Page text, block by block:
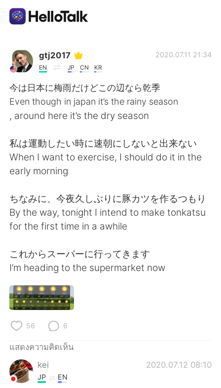
แอปแลกเปลี่ยนทางภาษา
ไทย
English 简体中文
繁體中文
العربية Français
Deutsch 日本語
한국어 Русский
Indonesia Italiano
Türkçe
Português
gtj2017
EN JP CN KR
2020.07.11 21:34
今は日本に梅雨だけどこの辺なら乾季
Even though in japan it’s the rainy season
, around here it’s the dry season
私は運動したい時に速朝にしないと出来ない
When I want to exercise, I should do it in the
early morning
ちなみに、今夜久しぶりに豚カツを作るつもり
By the way, tonight I intend to make tonkatsu
for the first time in a awhile
これからスーパーに行ってきます
I’m heading to the supermarket now
56 6
แสดงความคิดเห็น
kei
2020.07.12 08:10
JP EN